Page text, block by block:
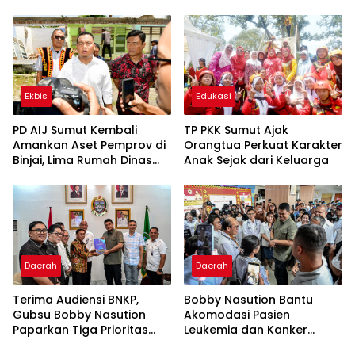
Ekbis
PD AIJ Sumut Kembali
Amankan Aset Pemprov di
Binjai, Lima Rumah Dinas
Edukasi
TP PKK Sumut Ajak
Orangtua Perkuat Karakter
Anak Sejak dari Keluarga
Daerah
Terima Audiensi BNKP,
Gubsu Bobby Nasution
Paparkan Tiga Prioritas
Daerah
Bobby Nasution Bantu
Akomodasi Pasien
Leukemia dan Kanker